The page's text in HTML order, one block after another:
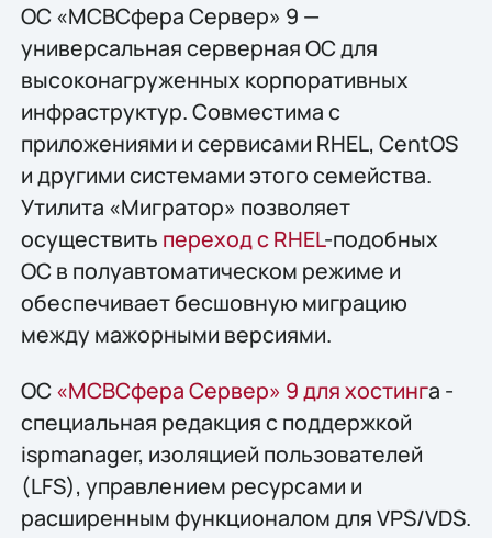
ОС «МСВСфера Сервер» 9 —
универсальная серверная ОС для
высоконагруженных корпоративных
инфраструктур. Совместима с
приложениями и сервисами RHEL, CentOS
и другими системами этого семейства.
Утилита «Мигратор» позволяет
осуществить переход с RHEL-подобных
ОС в полуавтоматическом режиме и
обеспечивает бесшовную миграцию
между мажорными версиями.
ОС«МСВСфера Сервер» 9 для хостинга -
специальная редакция с поддержкой
ispmanager, изоляцией пользователей
(LFS), управлением ресурсами и
расширенным функционалом для VPS/VDS.